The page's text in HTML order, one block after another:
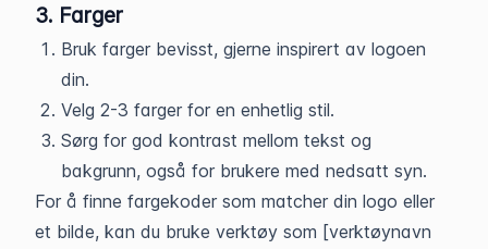
3. Farger
Bruk farger bevisst, gjerne inspirert av logoen
din.
Velg 2-3 farger for en enhetlig stil.
Sørg for god kontrast mellom tekst og
bakgrunn, også for brukere med nedsatt syn.
For å finne fargekoder som matcher din logo eller
et bilde, kan du bruke verktøy som [verktøynavn